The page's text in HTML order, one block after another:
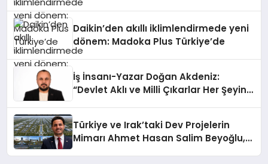
Daikin’den akıllı iklimlendirmede yeni
dönem: Madoka Plus Türkiye’de
İş İnsanı-Yazar Doğan Akdeniz:
“Devlet Aklı ve Milli Çıkarlar Her Şeyin
Türkiye ve Irak’taki Dev Projelerin
Mimarı Ahmet Hasan Salim Beyoğlu,